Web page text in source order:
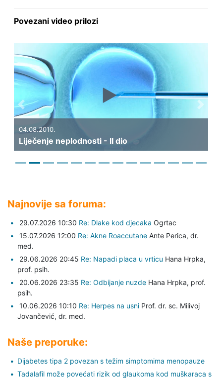
Povezani video prilozi
04.08.2010.
Liječenje neplodnosti - II dio
Previous Next
Najnovije sa foruma:
29.07.2026 10:30 Re: Dlake kod djecaka Ogrtac
15.07.2026 12:00 Re: Akne Roaccutane Ante Perica, dr.
med.
29.06.2026 20:45 Re: Napadi placa u vrticu Hana Hrpka,
prof. psih.
20.06.2026 23:35 Re: Odbijanje nuzde Hana Hrpka, prof.
psih.
10.06.2026 10:10 Re: Herpes na usni Prof. dr. sc. Milivoj
Jovančević, dr. med.
Naše preporuke:
Dijabetes tipa 2 povezan s težim simptomima menopauze
Tadalafil može povećati rizik od glaukoma kod muškaraca s